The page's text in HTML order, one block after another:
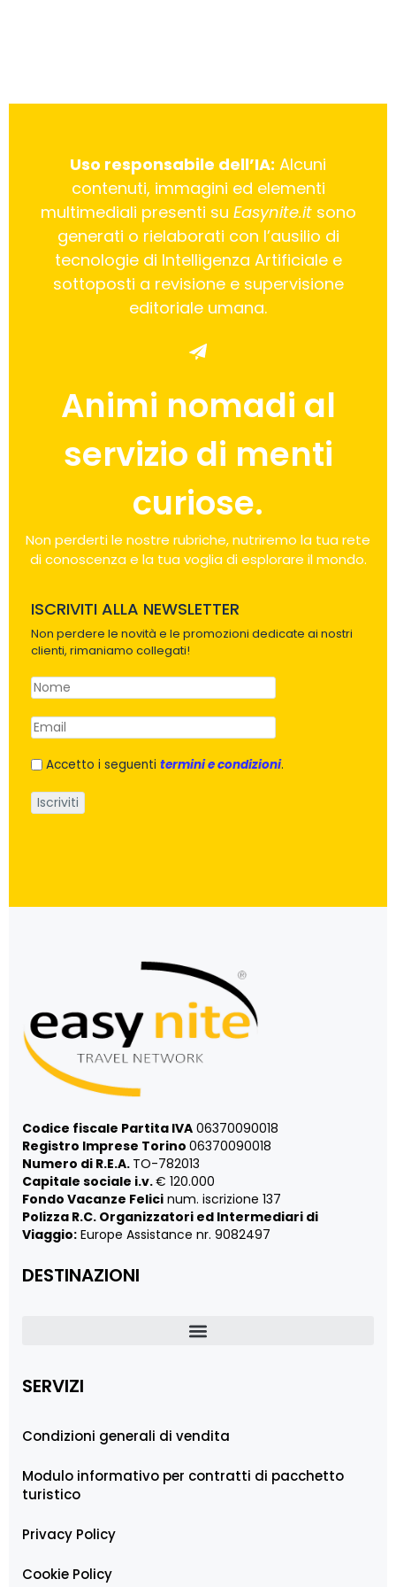
Uso responsabile dell’IA: Alcuni
contenuti, immagini ed elementi
multimediali presenti su Easynite.itsono
generati o rielaborati con l’ausilio di
tecnologie di Intelligenza Artificiale e
sottoposti a revisione e supervisione
editoriale umana.
Animi nomadi al
servizio di menti
curiose.
Non perderti le nostre rubriche, nutriremo la tua rete
di conoscenza e la tua voglia di esplorare il mondo.
ISCRIVITI ALLA NEWSLETTER
Non perdere le novità e le promozioni dedicate ai nostri
clienti, rimaniamo collegati!
Accetto i seguenti termini e condizioni.
Codice fiscale Partita IVA 06370090018
Registro Imprese Torino 06370090018
Numero di R.E.A. TO-782013
Capitale sociale i.v.€ 120.000
Fondo Vacanze Felici num. iscrizione 137
Polizza R.C. Organizzatori ed Intermediari di
Viaggio: Europe Assistance nr. 9082497
DESTINAZIONI
SERVIZI
Condizioni generali di vendita
Modulo informativo per contratti di pacchetto
turistico
Privacy Policy
Cookie Policy